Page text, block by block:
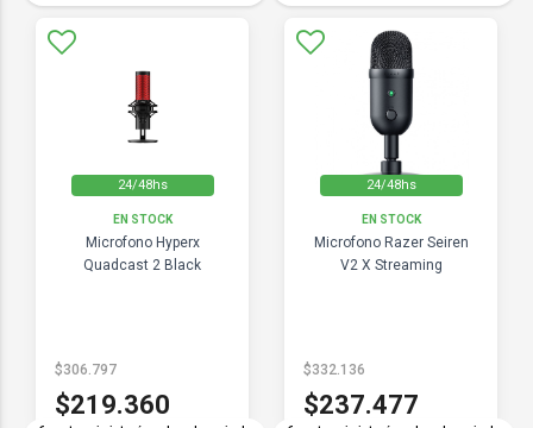
24/48hs
EN STOCK
Microfono Hyperx
Quadcast 2 Black
$306.797
$219.360
24/48hs
EN STOCK
Microfono Razer Seiren
V2 X Streaming
$332.136
$237.477